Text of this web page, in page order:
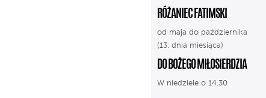
RÓŻANIEC FATIMSKI
od maja do października
(13. dnia miesiąca)
DO BOŻEGO MIŁOSIERDZIA
W niedziele o 14.30